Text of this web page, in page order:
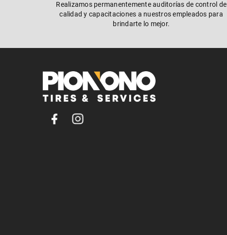
Realizamos permanentemente auditorías de control de
calidad y capacitaciones a nuestros empleados para
brindarte lo mejor.